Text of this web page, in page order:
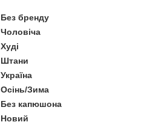
Без бренду
Чоловіча
Худі
Штани
Україна
Осінь/Зима
Без капюшона
Новий